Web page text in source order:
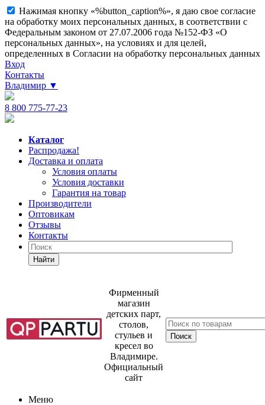
Нажимая кнопку «%button_caption%», я даю свое согласие
на обработку моих персональных данных, в соответствии с
Федеральным законом от 27.07.2006 года №152-ФЗ «О
персональных данных», на условиях и для целей,
определенных в Согласии на обработку персональных данных
Вход
Контакты
Владимир ▼
8 800 775-77-23
Каталог
Распродажа!
Доставка и оплата
Условия оплаты
Условия доставки
Гарантия на товар
Производители
Оптовикам
Отзывы
Контакты
Найти
Фирменный
магазин
детских парт,
столов,
стульев и
кресел во
Владимире.
Официальный
сайт
Меню